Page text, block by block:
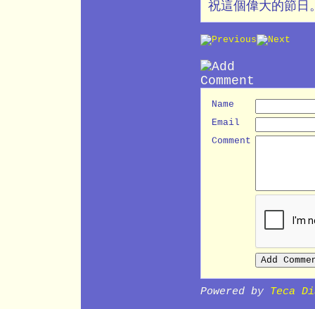
祝這個偉大的節日
Name
Email
Comment
Powered by Teca